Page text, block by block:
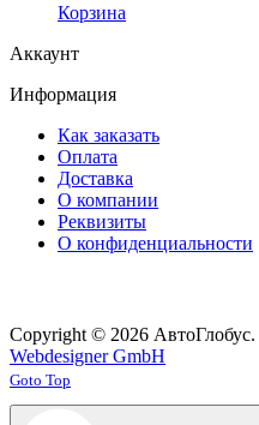
Корзина
Аккаунт
Информация
Как заказать
Оплата
Доставка
О компании
Реквизиты
О конфиденциальности
Copyright © 2026 АвтоГлобус.
Webdesigner GmbH
Joomla! 3 Templates
Goto Top